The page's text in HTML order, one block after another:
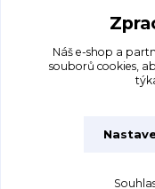
Náš e-shop a
souborů cookies,